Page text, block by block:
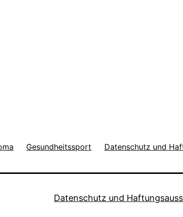
Gesundheitssport Datenschutz und
Datenschutz und